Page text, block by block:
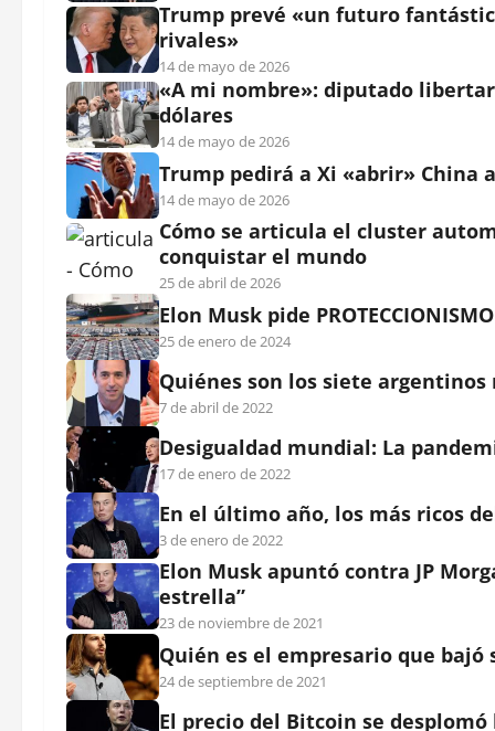
Trump prevé «un futuro
rivales»
14 de mayo de 2026
«A mi nombre»: diputado
dólares
14 de mayo de 2026
Trump pedirá a Xi «abrir» China
14 de mayo de 2026
Cómo se articula el cluster
conquistar el mundo
25 de abril de 2026
Elon Musk pide
25 de enero de 2024
Quiénes son los siete
7 de abril de 2022
Desigualdad mundial: La
17 de enero de 2022
En el último año, los más ricos
3 de enero de 2022
Elon Musk apuntó contra JP
estrella”
23 de noviembre de 2021
Quién es el empresario que
24 de septiembre de 2021
El precio del Bitcoin se